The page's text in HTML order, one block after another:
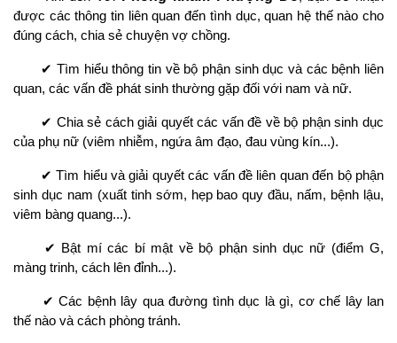
được các thông tin liên quan đến tình dục, quan hệ thế nào cho
đúng cách, chia sẻ chuyện vợ chồng.
✔ Tìm hiểu thông tin về bộ phận sinh dục và các bệnh liên
quan, các vấn đề phát sinh thường gặp đối với nam và nữ.
✔ Chia sẻ cách giải quyết các vấn đề về bộ phận sinh dục
của phụ nữ (viêm nhiễm, ngứa âm đạo, đau vùng kín...).
✔ Tìm hiểu và giải quyết các vấn đề liên quan đến bộ phận
sinh dục nam (xuất tinh sớm, hẹp bao quy đầu, nấm, bệnh lậu,
viêm bàng quang...).
✔ Bật mí các bí mật về bộ phận sinh dục nữ (điểm G,
màng trinh, cách lên đỉnh...).
✔ Các bệnh lây qua đường tình dục là gì, cơ chế lây lan
thế nào và cách phòng tránh.